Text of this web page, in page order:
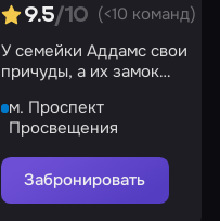
9.5/10 (<10 команд)
У семейки Аддамс свои
причуды, а их замок
загадок и головоломок
м. Проспект
Просвещения
Забронировать